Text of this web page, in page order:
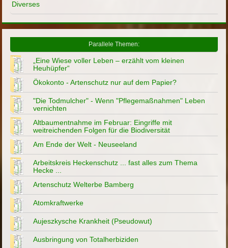
Diverses
Parallele Themen:
„Eine Wiese voller Leben – erzählt vom kleinen
Heuhüpfer“
Ökokonto - Artenschutz nur auf dem Papier?
"Die Todmulcher" - Wenn "Pflegemaßnahmen" Leben
vernichten
Altbaumentnahme im Februar: Eingriffe mit
weitreichenden Folgen für die Biodiversität
Am Ende der Welt - Neuseeland
Arbeitskreis Heckenschutz ... fast alles zum Thema
Hecke ...
Artenschutz Welterbe Bamberg
Atomkraftwerke
Aujeszkysche Krankheit (Pseudowut)
Ausbringung von Totalherbiziden